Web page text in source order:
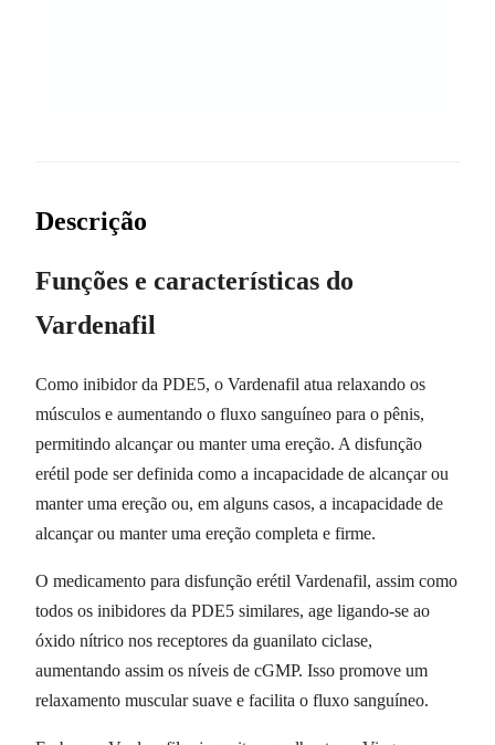
Descrição
Funções e características do
Vardenafil
Como inibidor da PDE5, o Vardenafil atua relaxando os
músculos e aumentando o fluxo sanguíneo para o pênis,
permitindo alcançar ou manter uma ereção. A disfunção
erétil pode ser definida como a incapacidade de alcançar ou
manter uma ereção ou, em alguns casos, a incapacidade de
alcançar ou manter uma ereção completa e firme.
O medicamento para disfunção erétil Vardenafil, assim como
todos os inibidores da PDE5 similares, age ligando-se ao
óxido nítrico nos receptores da guanilato ciclase,
aumentando assim os níveis de cGMP. Isso promove um
relaxamento muscular suave e facilita o fluxo sanguíneo.